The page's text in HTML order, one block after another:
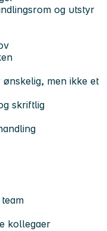
og utstyr
men ikke et
skriftlig
kollegaer